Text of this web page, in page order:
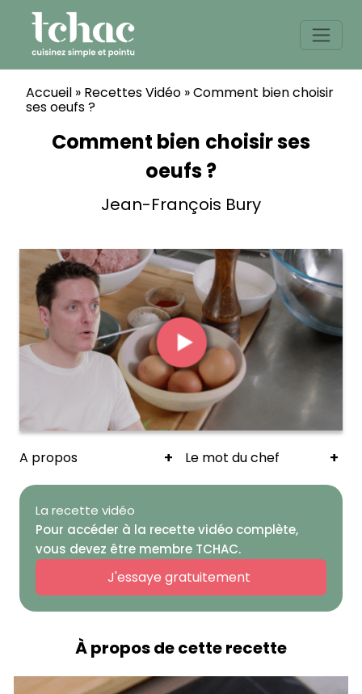
content
Accueil » Recettes Vidéo »Comment bien choisir
ses oeufs ?
Comment bien choisir ses
oeufs ?
Jean-François Bury
A propos + Le mot du chef +
La recette vidéo
Pour accéder à la recette vidéo complète,
vous devez être membre TCHAC.
J'essaye gratuitement
À propos de cette recette